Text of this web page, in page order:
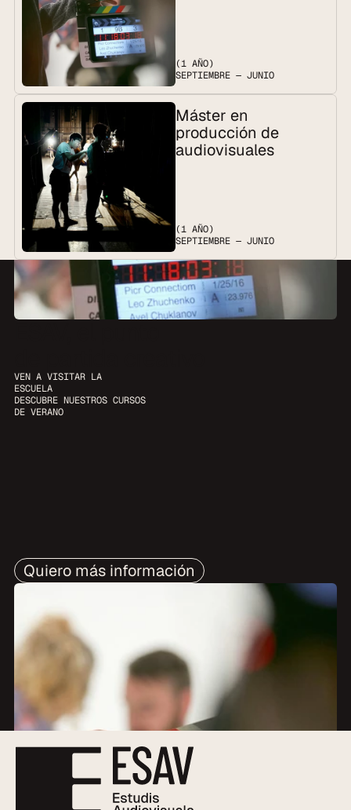
(1 AÑO)
SEPTIEMBRE — JUNIO
Máster en
producción de
audiovisuales
(1 AÑO)
SEPTIEMBRE — JUNIO
VEN A VISITAR LA
ESCUELA
DESCUBRE NUESTROS CURSOS
DE VERANO
Quiero más información